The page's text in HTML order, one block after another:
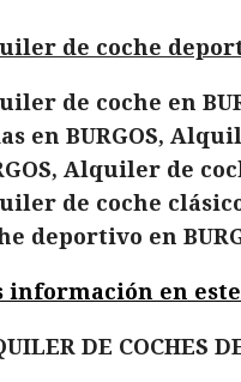
de coche
de coche en
en BURGOS,
Alquiler de
de coche
deportivo en
información en este
DE COCHES